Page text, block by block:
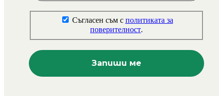
Съгласен съм с политиката за
поверителност.